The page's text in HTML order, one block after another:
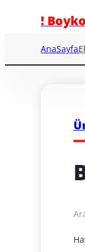
!
AnaSayfa